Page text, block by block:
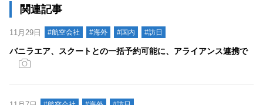
関連記事
11月29日 #航空会社 #海外 #国内 #訪日
バニラエア、スクートとの一括予約可能に、アライアンス連携で